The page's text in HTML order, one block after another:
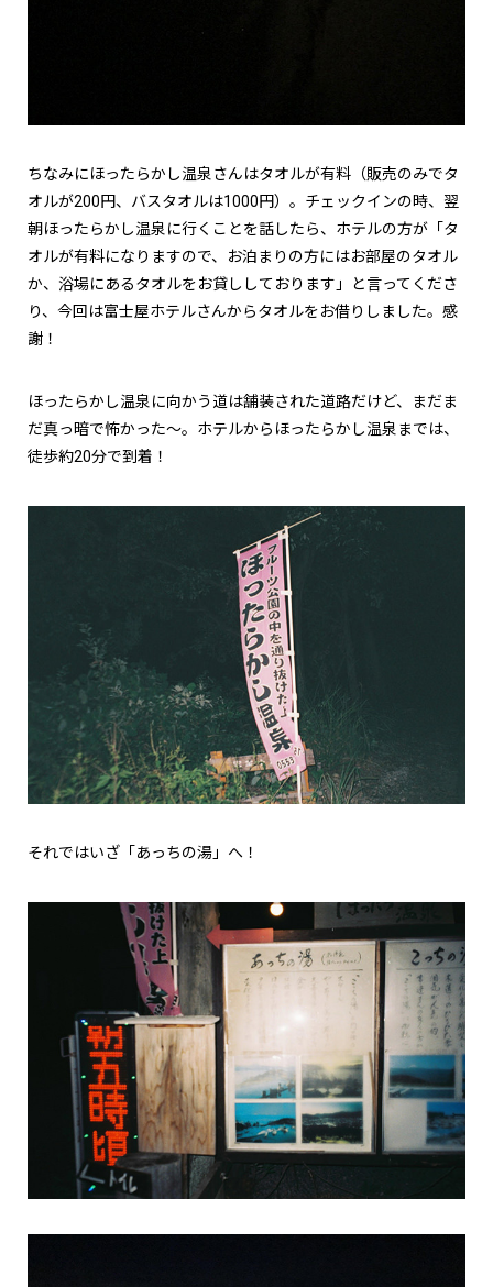
ちなみにほったらかし温泉さんはタオルが有料（販売のみでタ
オルが200円、バスタオルは1000円）。チェックインの時、翌
朝ほったらかし温泉に行くことを話したら、ホテルの方が「タ
オルが有料になりますので、お泊まりの方にはお部屋のタオル
か、浴場にあるタオルをお貸ししております」と言ってくださ
り、今回は富士屋ホテルさんからタオルをお借りしました。感
謝！
ほったらかし温泉に向かう道は舗装された道路だけど、まだま
だ真っ暗で怖かった～。ホテルからほったらかし温泉までは、
徒歩約20分で到着！
それではいざ「あっちの湯」へ！